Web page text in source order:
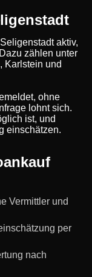
aktiv,
zählen unter
Karlstein und
ohne
lohnt sich.
ist, und
einschätzen.
Vermittler und
per
nach